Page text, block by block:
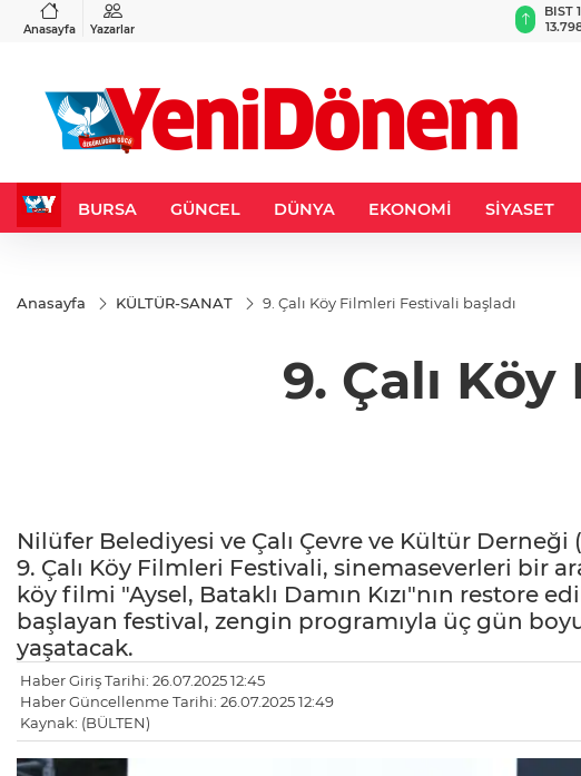
Anasayfa Yazarlar
%-0,22
BIST
BURSA GÜNCEL DÜNYA EKONOMİ SİYASET
Anasayfa KÜLTÜR-SANAT 9. Çalı Köy Filmleri Festivali başladı
9. Çalı
Nilüfer Belediyesi ve Çalı Çevre ve Kültür
9. Çalı Köy Filmleri Festivali, sinemaseverleri bir
köy filmi "Aysel, Bataklı Damın Kızı"nın restore
başlayan festival, zengin programıyla üç gün
yaşatacak.
Haber Giriş Tarihi: 26.07.2025 12:45
Haber Güncellenme Tarihi: 26.07.2025 12:49
Kaynak: (BÜLTEN)